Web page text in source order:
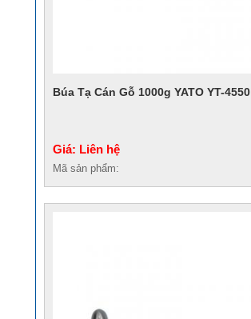
Búa Tạ Cán Gỗ 1000g YATO YT-4550
Giá: Liên hệ
Mã sản phẩm: